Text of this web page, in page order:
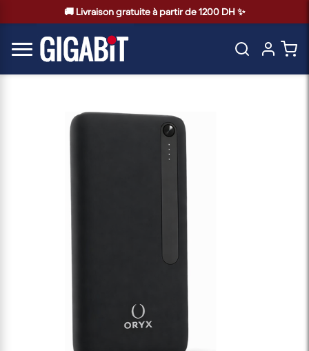
🚚 Livraison gratuite à partir de 1200 DH ✨